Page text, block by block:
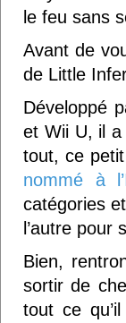
le feu sans
Avant de
de Little
Développé
et Wii U, il a
tout, ce
nommé à
catégories
l’autre pour
Bien,
sortir de
tout ce